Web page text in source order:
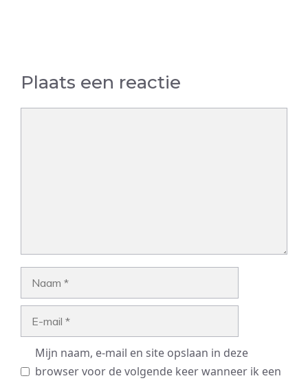
Plaats een reactie
Mijn naam, e-mail en site opslaan in deze
browser voor de volgende keer wanneer ik een